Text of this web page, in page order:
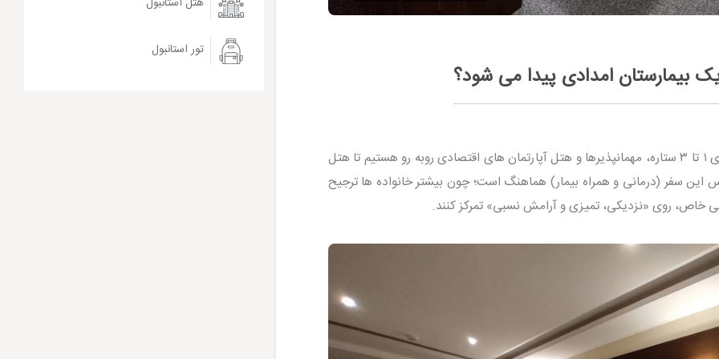
بیمارستان امدادی پیدا می شود؟
اطراف بیمارستان امدادی، بیشتر با هتل های ۱ تا ۳ ستاره، مهمانپذیرها و هتل آپارتمان های اقتصادی روبه رو هستیم تا هتل
این سفر (درمانی و همراه بیمار) هماهنگ است؛ چون بیشتر خانواده ها ترجیح
خاص، روی «نزدیکی، تمیزی و آرامش نسبی» تمرکز کنند.
تور استانبول